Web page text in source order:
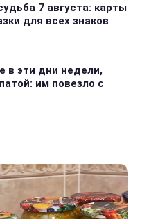
7 августа: карты
для всех знаков
эти дни недели,
им повезло с